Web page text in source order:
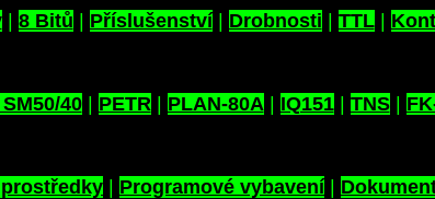
| 8 Bitů Příslušenství| Drobnosti TTL|
40| PETR| PLAN-80A| IQ151| TNS|
Programové vybavení